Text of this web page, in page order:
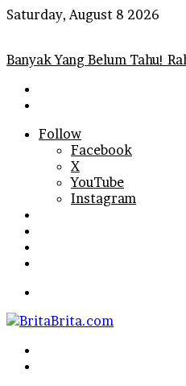
Saturday, August 8 2026
Banyak Yang Belum Tahu!
Follow
Facebook
X
YouTube
Instagram